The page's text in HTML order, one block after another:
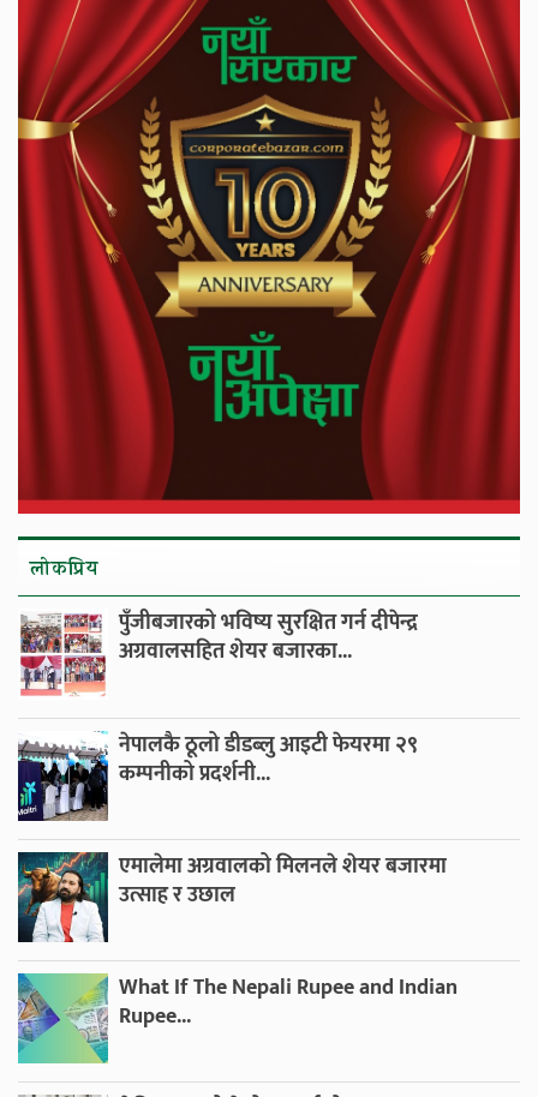
लाेकप्रिय
पुँजीबजारको भविष्य सुरक्षित गर्न दीपेन्द्र
अग्रवालसहित शेयर बजारका...
नेपालकै ठूलो डीडब्लु आइटी फेयरमा २९
कम्पनीको प्रदर्शनी...
एमालेमा अग्रवालको मिलनले शेयर बजारमा
उत्साह र उछाल
What If The Nepali Rupee and Indian
Rupee...